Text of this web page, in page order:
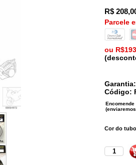
R$
Parcele
ou
Código:
Cor do